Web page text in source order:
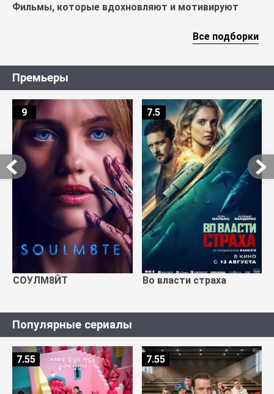
Фильмы, которые вдохновляют и мотивируют
Все подборки
Премьеры
СОУЛМ8ЙТ
9
Во власти страха
7.5
Популярные сериалы
7.55 7.55